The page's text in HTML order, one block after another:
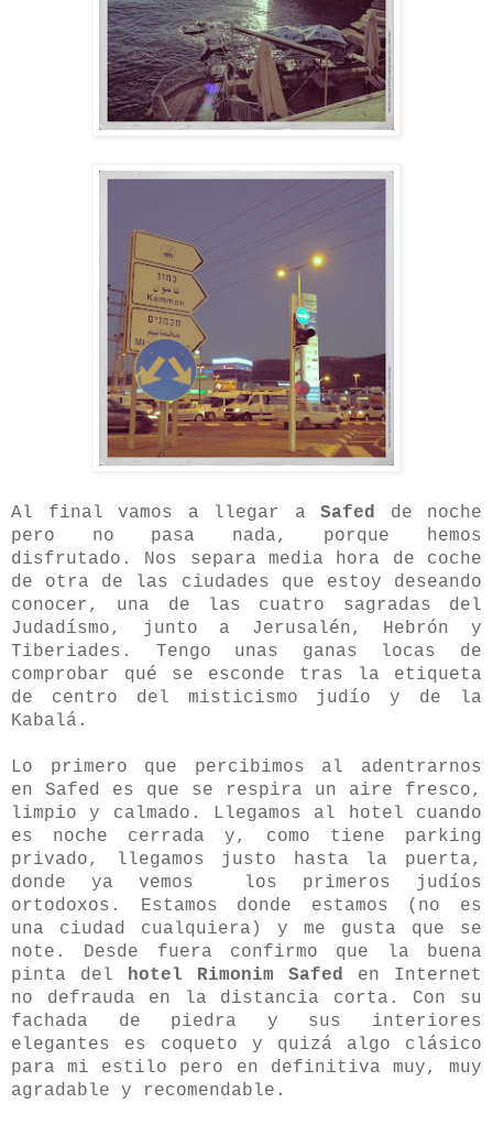
Al final vamos a llegar a Safed de noche
pero no pasa nada, porque hemos
disfrutado. Nos separa media hora de coche
de otra de las ciudades que estoy deseando
conocer, una de las cuatro sagradas del
Judadísmo, junto a Jerusalén, Hebrón y
Tiberiades. Tengo unas ganas locas de
comprobar qué se esconde tras la etiqueta
de centro del misticismo judío y de la
Kabalá.
Lo primero que percibimos al adentrarnos
en Safed es que se respira un aire fresco,
limpio y calmado. Llegamos al hotel cuando
es noche cerrada y, como tiene parking
privado, llegamos justo hasta la puerta,
donde ya vemos los primeros judíos
ortodoxos. Estamos donde estamos (no es
una ciudad cualquiera) y me gusta que se
note. Desde fuera confirmo que la buena
pinta del hotel Rimonim Safed en Internet
no defrauda en la distancia corta. Con su
fachada de piedra y sus interiores
elegantes es coqueto y quizá algo clásico
para mi estilo pero en definitiva muy, muy
agradable y recomendable.